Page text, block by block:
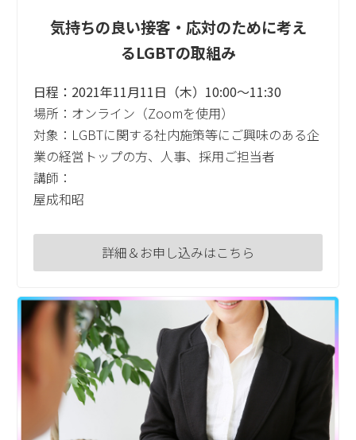
気持ちの良い接客・応対のために考え
るLGBTの取組み
日程：2021年11月11日（木）10:00～11:30
場所：オンライン（Zoomを使用）
対象：LGBTに関する社内施策等にご興味のある企
業の経営トップの方、人事、採用ご担当者
講師：
屋成和昭
詳細＆お申し込みはこちら